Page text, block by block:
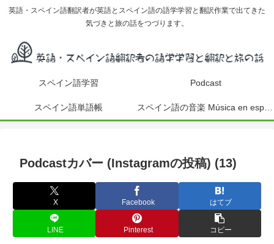
英語・スペイン語翻訳者が英語とスペイン語の語学学習と翻訳作業で出てきた
気づきと旅の話をつづります。
スペイン語学習 Podcast
スペイン語単語帳
Podcastカバー (Instagramの投稿) (13)
X Facebook はてブ
LINE Pinterest コピー